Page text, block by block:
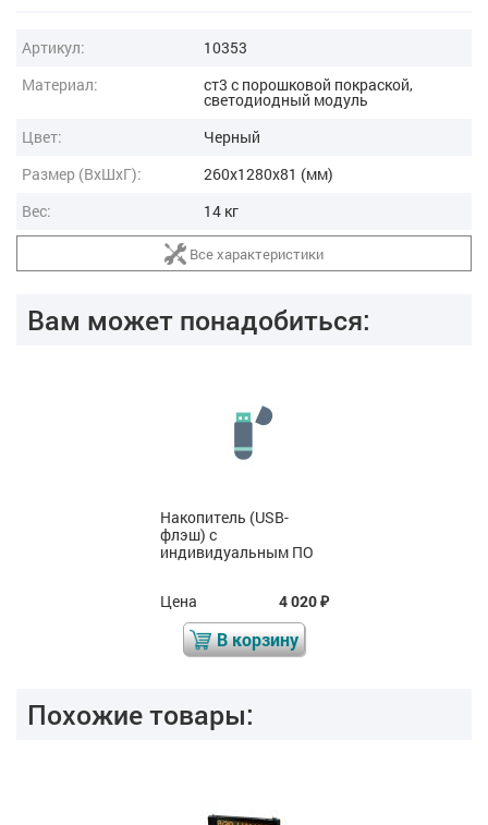
Артикул:
10353
Материал:
ст3 с порошковой покраской,
светодиодный модуль
Цвет:
Черный
Размер (ВxШxГ):
260x1280x81 (мм)
Вес:
14 кг
Все характеристики
Вам может понадобиться:
Накопитель (USB-
флэш) с
индивидуальным ПО
Цена 4 020₽
В корзину
Похожие товары: